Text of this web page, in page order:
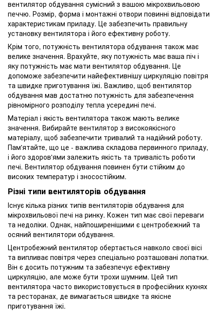
вентилятор обдування сумісний з вашою мікрохвильовою
печчю. Розмір, форма і монтажні отвори повинні відповідати
характеристикам приладу. Це забезпечить правильну
установку вентилятора і його ефективну роботу.
Крім того, потужність вентилятора обдування також має
велике значення. Врахуйте, яку потужність має ваша піч і
яку потужність має мати вентилятор обдування. Це
допоможе забезпечити найефективнішу циркуляцію повітря
та швидке приготування їжі. Важливо, щоб вентилятор
обдування мав достатню потужність для забезпечення
рівномірного розподілу тепла усередині печі.
Матеріал і якість вентилятора також мають велике
значення. Вибирайте вентилятор з високоякісного
матеріалу, щоб забезпечити тривалий та надійний роботу.
Пам'ятайте, що це - важлива складова первинного приладу,
і його здоров'ями залежить якість та тривалість роботи
печі. Вентилятор обдування повинен бути стійким до
високих температур і зносостійким.
Різні типи вентиляторів обдування
Існує кілька різних типів вентиляторів обдування для
мікрохвильової печі на ринку. Кожен тип має свої переваги
та недоліки. Однак, найпоширенішими є центробежний та
осяний вентилятори обдування.
Центробежний вентилятор обертається навколо своєї вісі
та випливає повітря через спеціально розташовані лопатки.
Він є досить потужним та забезпечує ефективну
циркуляцію, але може бути трохи шумним. Цей тип
вентилятора часто використовується в професійних кухнях
та ресторанах, де вимагається швидке та якісне
приготування їжі.